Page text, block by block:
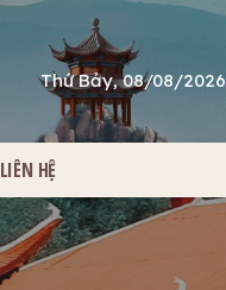
Thứ Bảy, 08/08/2026
LIÊN HỆ